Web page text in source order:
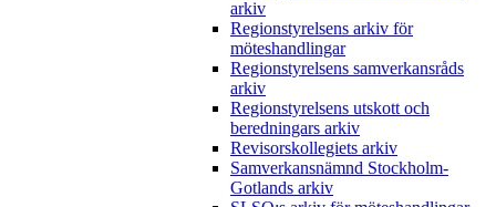
arkiv
Regionstyrelsens arkiv för
möteshandlingar
Regionstyrelsens samverkansråds
arkiv
Regionstyrelsens utskott och
beredningars arkiv
Revisorskollegiets arkiv
Samverkansnämnd Stockholm-
Gotlands arkiv